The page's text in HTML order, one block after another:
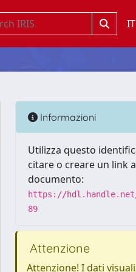
IT
Informazioni
Utilizza questo
citare o creare un link
documento:
https://hdl.handle.net/
89
Attenzione
Attenzione! I dati